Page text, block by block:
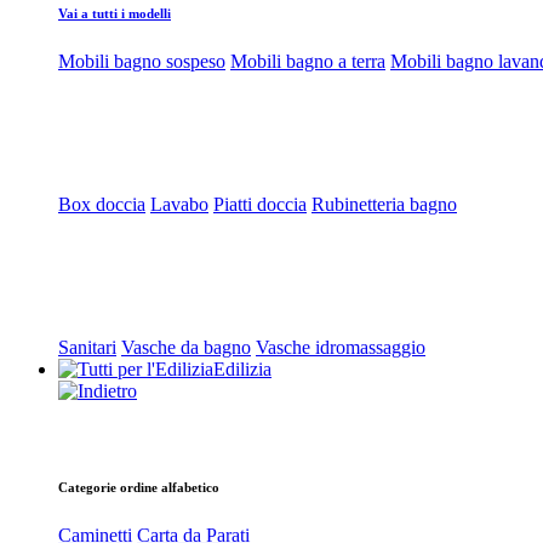
Vai a tutti i modelli
Mobili bagno sospeso Mobili bagno a terra Mobili bagno
Box doccia Lavabo Piatti doccia Rubinetteria bagno
Sanitari Vasche da bagno Vasche idromassaggio
Edilizia
Categorie ordine alfabetico
Caminetti Carta da Parati